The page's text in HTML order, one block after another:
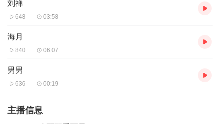
刘禅
648 03:58
海月
840 06:07
男男
636 00:19
主播信息